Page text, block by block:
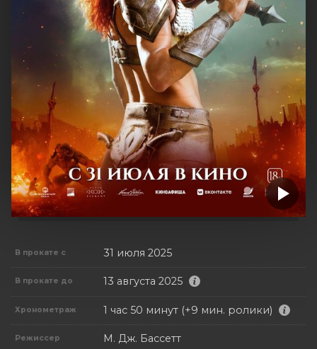
В прокате с 31 июля 2025
В прокате до 13 августа 2025
Хронометраж 1 час 50 минут (+9 мин. ролики)
Режиссер М. Дж. Бассетт